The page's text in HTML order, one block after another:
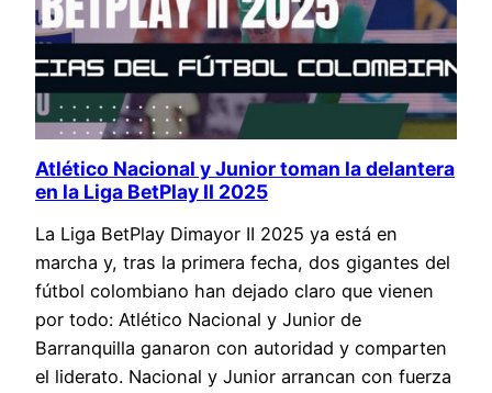
Atlético Nacional y Junior toman la delantera
en la Liga BetPlay II 2025
La Liga BetPlay Dimayor II 2025 ya está en
marcha y, tras la primera fecha, dos gigantes del
fútbol colombiano han dejado claro que vienen
por todo: Atlético Nacional y Junior de
Barranquilla ganaron con autoridad y comparten
el liderato. Nacional y Junior arrancan con fuerza